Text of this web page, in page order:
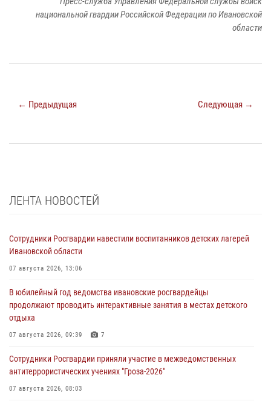
национальной гвардии Российской Федерации по Ивановской
области
← Предыдущая Следующая →
ЛЕНТА НОВОСТЕЙ
Сотрудники Росгвардии навестили воспитанников детских лагерей
Ивановской области
07 августа 2026, 13:06
В юбилейный год ведомства ивановские росгвардейцы
продолжают проводить интерактивные занятия в местах детского
отдыха
07 августа 2026, 09:39 7
Сотрудники Росгвардии приняли участие в межведомственных
антитеррористических учениях "Гроза-2026"
07 августа 2026, 08:03